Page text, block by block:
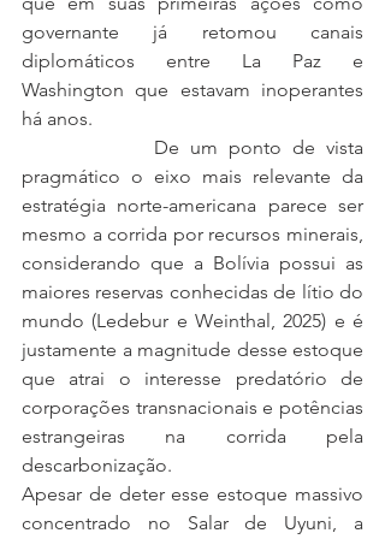
governante já retomou canais
diplomáticos entre La Paz e
Washington que estavam inoperantes
há anos.
De um ponto de vista
pragmático o eixo mais relevante da
estratégia norte-americana parece ser
mesmo a corrida por recursos minerais,
considerando que a Bolívia possui as
maiores reservas conhecidas de lítio do
mundo (Ledebur e Weinthal, 2025) e é
justamente a magnitude desse estoque
que atrai o interesse predatório de
corporações transnacionais e potências
estrangeiras na corrida pela
descarbonização.
Apesar de deter esse estoque massivo
concentrado no Salar de Uyuni, a